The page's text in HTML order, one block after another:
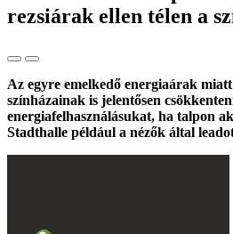
rezsiárak ellen télen a
Az egyre emelkedő energiaárak
színházainak is jelentősen
energiafelhasználásukat, ha talpon
Stadthalle például a nézők által